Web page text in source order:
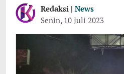
laksanakan
patroli
light
Redaksi | News
Senin, 10 Juli 2023